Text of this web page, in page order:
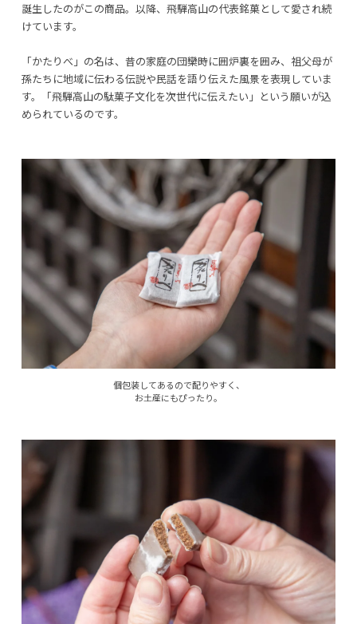
誕生したのがこの商品。以降、飛騨高山の代表銘菓として愛され続
けています。
「かたりべ」の名は、昔の家庭の団欒時に囲炉裏を囲み、祖父母が
孫たちに地域に伝わる伝説や民話を語り伝えた風景を表現していま
す。「飛騨高山の駄菓子文化を次世代に伝えたい」という願いが込
められているのです。
個包装してあるので配りやすく、
お土産にもぴったり。